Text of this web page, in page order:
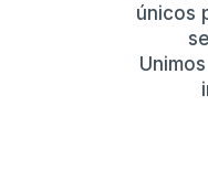
únicos